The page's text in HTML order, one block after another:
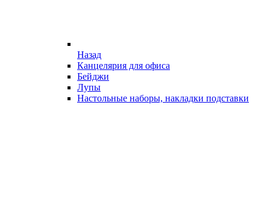
Назад
Канцелярия для офиса
Бейджи
Лупы
Настольные наборы, накладки подставки